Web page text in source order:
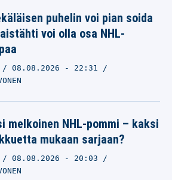
puhelin voi pian soida
voi olla osa NHL-
08.08.2026 - 22:31
melkoinen NHL-pommi – kaksi
mukaan sarjaan?
08.08.2026 - 20:03